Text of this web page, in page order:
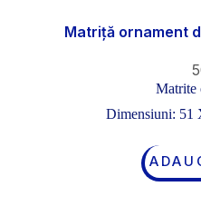
Matriță ornament
Matrite
Dimensiuni: 51